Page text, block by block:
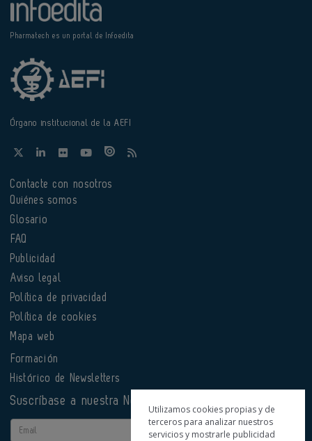
Pharmatech es un portal de Infoedita
Órgano institucional de la AEFI
Contacte con nosotros
Quiénes somos
Glosario
FAQ
Publicidad
Aviso legal
Política de privacidad
Política de cookies
Mapa web
Formación
Histórico de Newsletters
Suscríbase a nuestra Newsletter
Email
Utilizamos cookies propias y de
terceros para analizar nuestros
servicios y mostrarle publicidad